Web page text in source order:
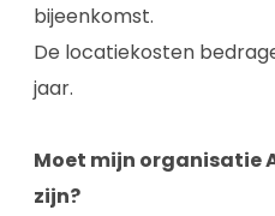
bijeenkomst.
De locatiekosten
jaar.
Moet mijn organisatie
zijn?